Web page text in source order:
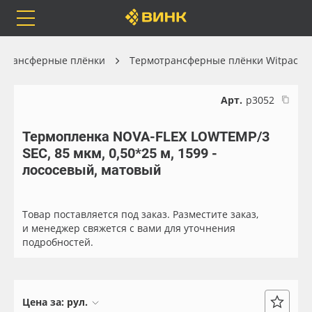
Каталог
Orafol
Бренды
Доставка
Весь каталог
Рулонные материалы
Самоклеящиеся плёнки
Листовые материалы
плёнки Термотрансферные плёнки Witpac
Арт. р3052
Термопленка NOVA-FLEX LOWTEMP/3
SEC, 85 мкм, 0,50*25 м, 1599 -
лососевый, матовый
Товар поставляется под заказ. Разместите заказ,
и менеджер свяжется с вами для уточнения
подробностей.
Цена за: рул.